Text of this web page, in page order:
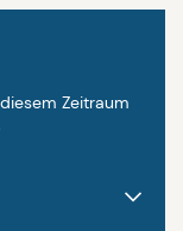
bei einer
Zeitraum